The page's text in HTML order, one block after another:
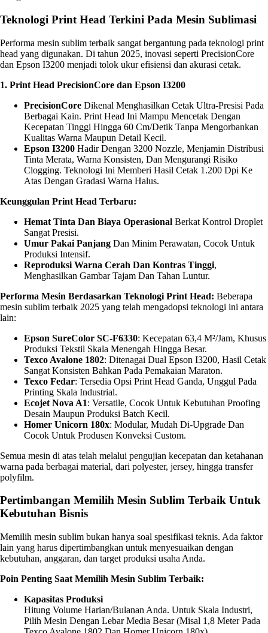
Teknologi Print Head Terkini Pada Mesin Sublimasi
Performa mesin sublim terbaik sangat bergantung pada teknologi print
head yang digunakan. Di tahun 2025, inovasi seperti PrecisionCore
dan Epson I3200 menjadi tolok ukur efisiensi dan akurasi cetak.
1. Print Head PrecisionCore dan Epson I3200
PrecisionCore Dikenal Menghasilkan Cetak Ultra-Presisi Pada
Berbagai Kain. Print Head Ini Mampu Mencetak Dengan
Kecepatan Tinggi Hingga 60 Cm/detik Tanpa Mengorbankan
Kualitas Warna Maupun Detail Kecil.
Epson I3200 Hadir Dengan 3200 Nozzle, Menjamin Distribusi
Tinta Merata, Warna Konsisten, Dan Mengurangi Risiko
Clogging. Teknologi Ini Memberi Hasil Cetak 1.200 Dpi Ke
Atas Dengan Gradasi Warna Halus.
Keunggulan Print Head Terbaru:
Hemat Tinta Dan Biaya Operasional Berkat Kontrol Droplet
Sangat Presisi.
Umur Pakai Panjang Dan Minim Perawatan, Cocok Untuk
Produksi Intensif.
Reproduksi Warna Cerah Dan Kontras Tinggi,
Menghasilkan Gambar Tajam Dan Tahan Luntur.
Performa Mesin Berdasarkan Teknologi Print Head: Beberapa
mesin sublim terbaik 2025 yang telah mengadopsi teknologi ini antara
lain:
Epson SureColor SC-F6330: Kecepatan 63,4 M²/jam, Khusus
Produksi Tekstil Skala Menengah Hingga Besar.
Texco Avalone 1802: Ditenagai Dual Epson I3200, Hasil Cetak
Sangat Konsisten Bahkan Pada Pemakaian Maraton.
Texco Fedar: Tersedia Opsi Print Head Ganda, Unggul Pada
Printing Skala Industrial.
Ecojet Nova A1: Versatile, Cocok Untuk Kebutuhan Proofing
Desain Maupun Produksi Batch Kecil.
Homer Unicorn 180x: Modular, Mudah Di-Upgrade Dan
Cocok Untuk Produsen Konveksi Custom.
Semua mesin di atas telah melalui pengujian kecepatan dan ketahanan
warna pada berbagai material, dari polyester, jersey, hingga transfer
polyfilm.
Pertimbangan Memilih Mesin Sublim Terbaik Untuk
Kebutuhan Bisnis
Memilih mesin sublim bukan hanya soal spesifikasi teknis. Ada faktor
lain yang harus dipertimbangkan untuk menyesuaikan dengan
kebutuhan, anggaran, dan target produksi usaha Anda.
Poin Penting Saat Memilih Mesin Sublim Terbaik:
Kapasitas Produksi
Hitung Volume Harian/bulanan Anda. Untuk Skala Industri,
Pilih Mesin Dengan Lebar Media Besar (misal 1,8 Meter Pada